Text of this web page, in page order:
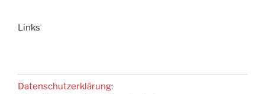
Links
Datenschutzerklärung: